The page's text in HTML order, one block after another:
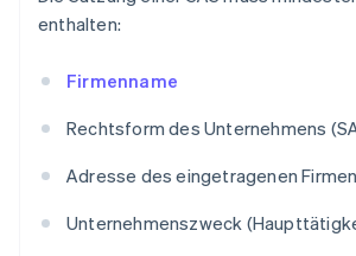
enthalten:
Firmenname
Rechtsform des Unternehmens
Adresse des eingetragenen
Unternehmenszweck